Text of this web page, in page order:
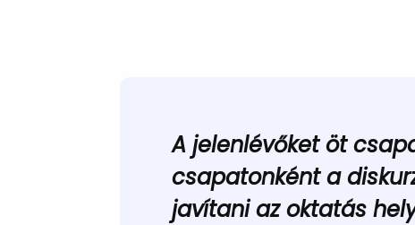
A jelenlévőket öt
csapatonként a
javítani az oktatás